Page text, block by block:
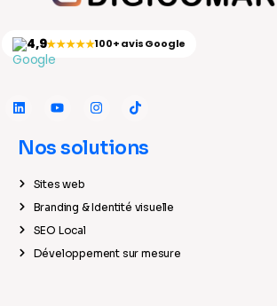
4,9★★★★★100+ avis Google
Nos solutions
Sites web
Branding & Identité visuelle
SEO Local
Développement sur mesure